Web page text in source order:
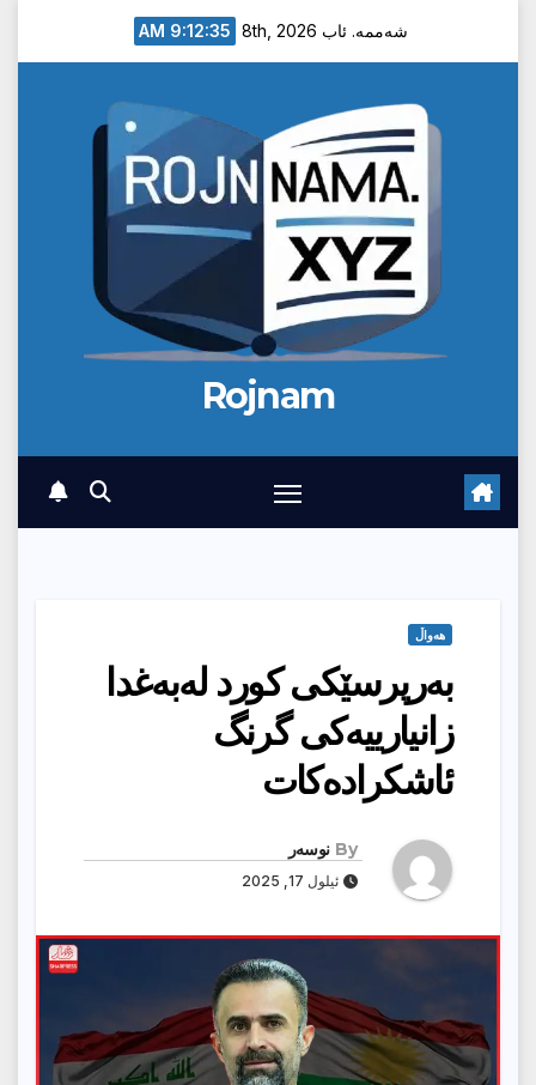
شەممە. ئاب 8th, 2026 9:12:36 AM
Rojnam
هەواڵ
به‌رپرسێكى كورد له‌به‌غدا
زانیارییه‌كى گرنگ
ئاشكراده‌كات
By نوسەر
ئیلول 17, 2025